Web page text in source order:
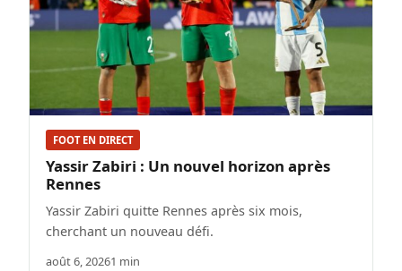
FOOT EN DIRECT
Yassir Zabiri : Un nouvel horizon après
Rennes
Yassir Zabiri quitte Rennes après six mois,
cherchant un nouveau défi.
août 6, 20261 min